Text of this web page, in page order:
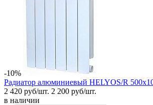
-10%
Радиатор алюминиевый HELYOS/R
2 420 руб/шт. 2 200 руб/шт.
в наличии